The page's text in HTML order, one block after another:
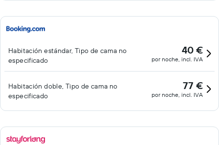
Habitación estándar, Tipo de cama no
especificado
40 €
por noche, incl. IVA
Habitación doble, Tipo de cama no
especificado
77 €
por noche, incl. IVA